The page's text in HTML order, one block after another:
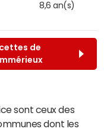
8,6 an(s)
de
sont ceux des
dont les